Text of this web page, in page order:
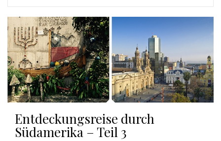
Entdeckungsreise durch
Südamerika – Teil 3